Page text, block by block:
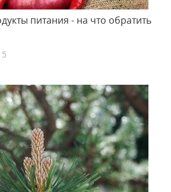
питания - на что обратить